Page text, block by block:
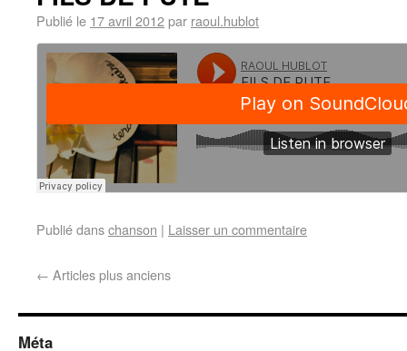
Publié le 17 avril 2012par raoul.hublot
Publié danschanson | Laisser un commentaire
← Articles plus anciens
Méta